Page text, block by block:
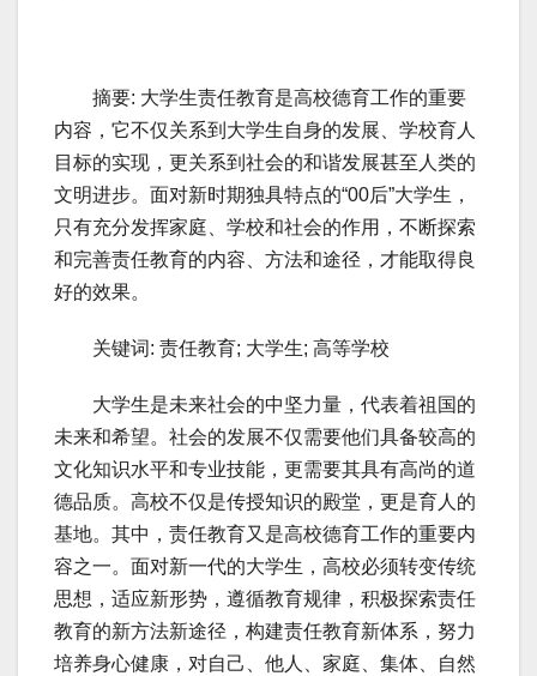
摘要: 大学生责任教育是高校德育工作的重要
内容，它不仅关系到大学生自身的发展、学校育人
目标的实现，更关系到社会的和谐发展甚至人类的
文明进步。面对新时期独具特点的“00后”大学生，
只有充分发挥家庭、学校和社会的作用，不断探索
和完善责任教育的内容、方法和途径，才能取得良
好的效果。
关键词: 责任教育; 大学生; 高等学校
大学生是未来社会的中坚力量，代表着祖国的
未来和希望。社会的发展不仅需要他们具备较高的
文化知识水平和专业技能，更需要其具有高尚的道
德品质。高校不仅是传授知识的殿堂，更是育人的
基地。其中，责任教育又是高校德育工作的重要内
容之一。面对新一代的大学生，高校必须转变传统
思想，适应新形势，遵循教育规律，积极探索责任
教育的新方法新途径，构建责任教育新体系，努力
培养身心健康，对自己、他人、家庭、集体、自然